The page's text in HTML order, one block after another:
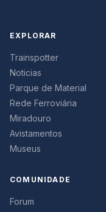
EXPLORAR
Trainspotter
Noticias
Parque de Material
Rede Ferroviária
Miradouro
Avistamentos
Museus
COMUNIDADE
Forum